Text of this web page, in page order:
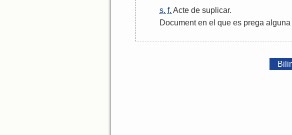
s. f. Acte de suplicar.
Document en el que es prega alguna